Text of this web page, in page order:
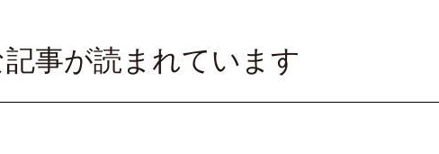
事が読まれています